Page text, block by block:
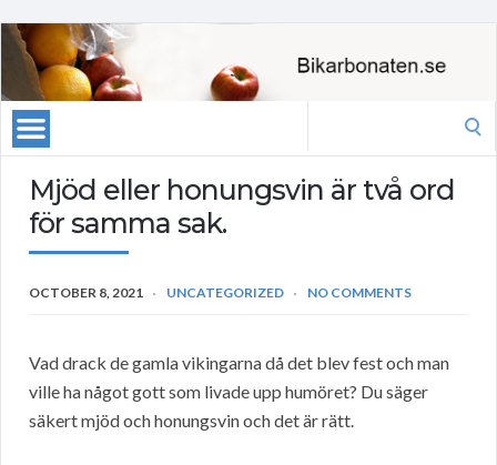
Mjöd eller honungsvin är två ord
för samma sak.
OCTOBER 8, 2021 UNCATEGORIZED NO COMMENTS
Vad drack de gamla vikingarna då det blev fest och man
ville ha något gott som livade upp humöret? Du säger
säkert mjöd och honungsvin och det är rätt.